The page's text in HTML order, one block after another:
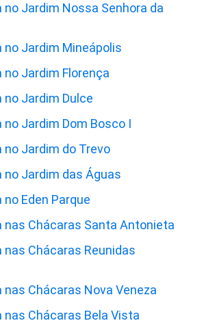
no Jardim Nossa Senhora da
no Jardim Mineápolis
no Jardim Florença
no Jardim Dulce
no Jardim Dom Bosco I
no Jardim do Trevo
no Jardim das Águas
Eden Parque
nas Chácaras Santa Antonieta
nas Chácaras Reunidas
nas Chácaras Nova Veneza
nas Chácaras Bela Vista